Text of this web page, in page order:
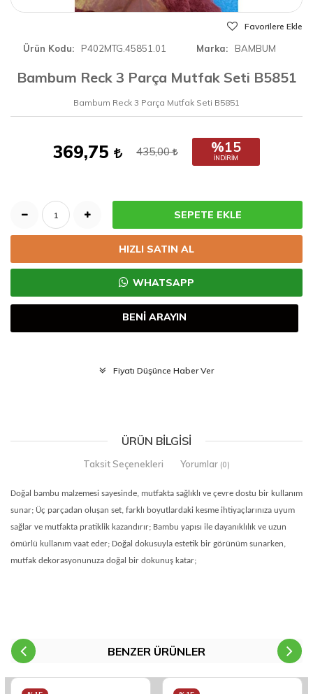
Favorilere Ekle
Ürün Kodu P402MTG.45851.01 Marka BAMBUM
Bambum Reck 3 Parça Mutfak Seti B5851
Bambum Reck 3 Parça Mutfak Seti B5851
369,75 435,00 %15
İNDIRIM
SEPETE EKLE
HIZLI SATIN AL
WHATSAPP
BENİ ARAYIN
Fiyatı Düşünce Haber Ver
ÜRÜN BILGISI
Taksit Seçenekleri Yorumlar (0)
Doğal bambu malzemesi sayesinde, mutfakta sağlıklı ve çevre dostu bir kullanım
sunar; Üç parçadan oluşan set, farklı boyutlardaki kesme ihtiyaçlarınıza uyum
sağlar ve mutfakta pratiklik kazandırır; Bambu yapısı ile dayanıklılık ve uzun
ömürlü kullanım vaat eder; Doğal dokusuyla estetik bir görünüm sunarken,
mutfak dekorasyonunuza doğal bir dokunuş katar;
BENZER ÜRÜNLER